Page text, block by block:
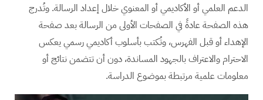
الدعم العلمي أو الأكاديمي أو المعنوي خلال إعداد الرسالة. وتُدرج
هذه الصفحة عادةً في الصفحات الأولى من الرسالة بعد صفحة
الإهداء أو قبل الفهرس، وتُكتب بأسلوب أكاديمي رسمي يعكس
الاحترام والاعتراف بالجهود المساندة، دون أن تتضمن نتائج أو
معلومات علمية مرتبطة بموضوع الدراسة.